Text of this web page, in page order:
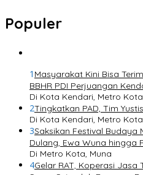
Populer
1 Masyarakat Kini Bisa
BBHR PDI Perjuangan
Di Kota Kendari, Metro
2Tingkatkan PAD, Tim
Di Kota Kendari, Metro Kota
3Saksikan Festival Budaya
Dulang, Ewa Wuna hingga
Di Metro Kota, Muna
4Gelar RAT, Koperasi Jasa